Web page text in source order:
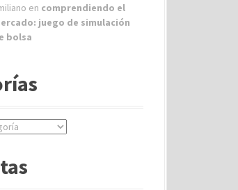
en comprendiendo el
juego de simulación
bolsa